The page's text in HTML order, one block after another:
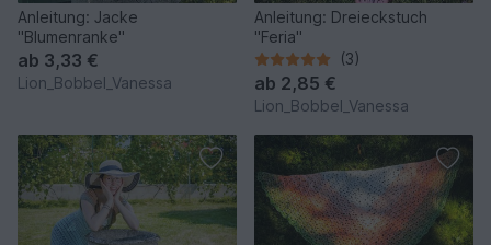
Anleitung: Jacke
"Blumenranke"
ab 3,33 €
Lion_Bobbel_Vanessa
Anleitung: Dreieckstuch
"Feria"
(3)
ab 2,85 €
Lion_Bobbel_Vanessa